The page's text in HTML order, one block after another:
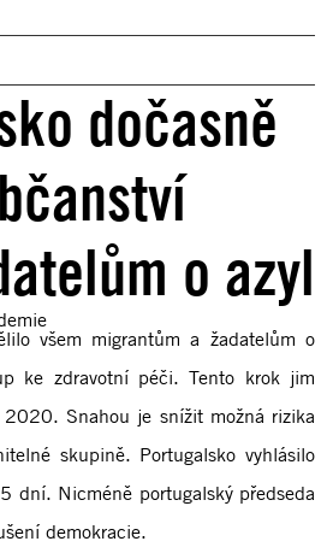
dočasně
o azyl
všem migrantům a žadatelům o
ke zdravotní péči. Tento krok jim
Snahou je snížit možná rizika
skupině. Portugalsko vyhlásilo
dní. Nicméně portugalský předseda
demokracie.